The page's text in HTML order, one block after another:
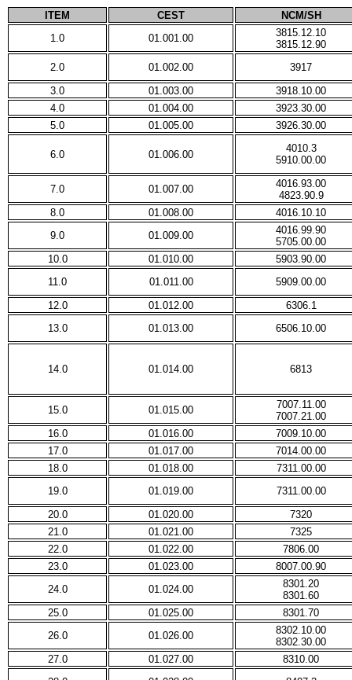
ITEM CEST
NCM/SH
1.0
01.001.00
3815.12.10
3815.12.90
2.0
01.002.00
3917
3.0
01.003.00
3918.10.00
4.0
01.004.00
3923.30.00
5.0
01.005.00 3926.30.00
6.0 01.006.00
4010.3
5910.00.00
7.0 01.007.00
4016.93.00
4823.90.9
8.0
01.008.00
4016.10.10
9.0
01.009.00
4016.99.90
5705.00.00
10.0
01.010.00
5903.90.00
11.0
01.011.00
5909.00.00
12.0
01.012.00
6306.1
13.0
01.013.00 6506.10.00
14.0 01.014.00 6813
15.0 01.015.00
7007.11.00
7007.21.00
16.0
01.016.00
7009.10.00
17.0
01.017.00
7014.00.00
18.0
01.018.00
7311.00.00
19.0
01.019.00
7311.00.00
20.0
01.020.00
7320
21.0
01.021.00
7325
22.0
01.022.00
7806.00
23.0
01.023.00
8007.00.90
24.0
01.024.00
8301.20
8301.60
25.0
01.025.00
8301.70
26.0
01.026.00
8302.10.00
8302.30.00
27.0
01.027.00
8310.00